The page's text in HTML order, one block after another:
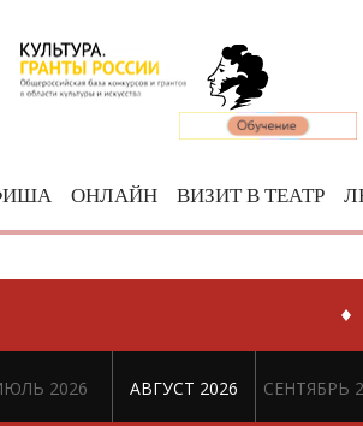
ОНЛАЙН ВИЗИТ В ТЕАТР
2026 АВГУСТ 2026 СЕНТЯБРЬ